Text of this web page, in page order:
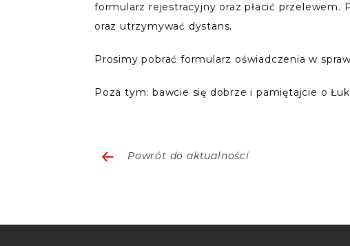
formularz rejestracyjny oraz płacić
oraz utrzymywać dystans.
Prosimy pobrać formularz oświadczenia w
Poza tym: bawcie się dobrze i pamiętajcie o
Powrót do aktualności